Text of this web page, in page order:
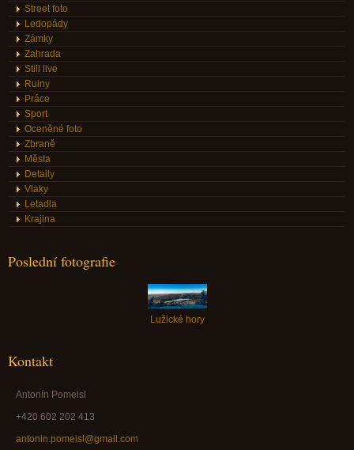
Street foto
Ledopády
Zámky
Zahrada
Still live
Ruiny
Práce
Sport
Oceněné foto
Zbraně
Města
Detaily
Vlaky
Letadla
Krajina
Poslední fotografie
Lužické hory
Kontakt
Antonín Pomeisl
+420 602 202 413
antonin.pomeisl@gmail.com